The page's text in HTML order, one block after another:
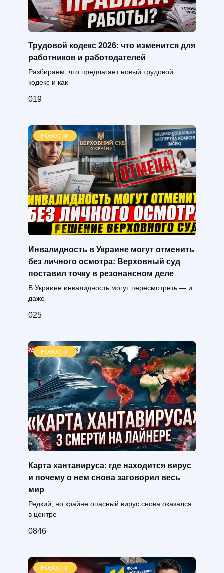
Трудовой кодекс 2026: что изменится для
работников и работодателей
Разбираем, что предлагает новый трудовой
кодекс и как
019
НОВОСТИ
Инвалидность в Украине могут отменить
без личного осмотра: Верховный суд
поставил точку в резонансном деле
В Украине инвалидность могут пересмотреть — и
даже
025
НОВОСТИ
Карта хантавируса: где находится вирус
и почему о нем снова заговорил весь
мир
Редкий, но крайне опасный вирус снова оказался
в центре
0846
НОВОСТИ